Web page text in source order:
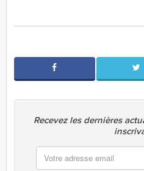
Recevez les dernières